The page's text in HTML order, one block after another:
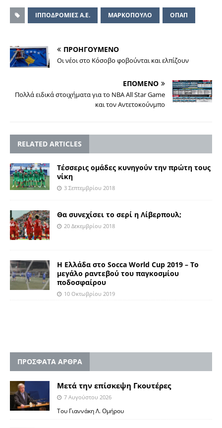
ΙΠΠΟΔΡΟΜΙΕΣ Α.Ε. ΜΑΡΚΟΠΟΥΛΟ ΟΠΑΠ
ΠΡΟΗΓΟΥΜΕΝΟ
Οι νέοι στο Κόσοβο φοβούνται και ελπίζουν
ΕΠΟΜΕΝΟ
Πολλά ειδικά στοιχήματα για το NBA All Star Game
και τον Αντετοκούνμπο
RELATED ARTICLES
Τέσσερις ομάδες κυνηγούν την πρώτη τους
νίκη
3 Σεπτεμβρίου 2018
Θα συνεχίσει το σερί η Λίβερπουλ;
20 Δεκεμβρίου 2018
Η Ελλάδα στο Socca World Cup 2019 – Το
μεγάλο ραντεβού του παγκοσμίου
ποδοσφαίρου
10 Οκτωβρίου 2019
ΠΡΟΣΦΑΤΑ ΑΡΘΡΑ
Μετά την επίσκεψη Γκουτέρες
7 Αυγούστου 2026
Του Γιαννάκη Λ. Ομήρου